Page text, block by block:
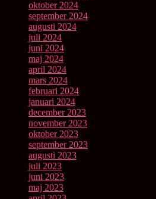
oktober 2024
september 2024
augusti 2024
juli 2024
juni 2024
maj 2024
april 2024
mars 2024
februari 2024
januari 2024
december 2023
november 2023
oktober 2023
september 2023
augusti 2023
juli 2023
juni 2023
maj 2023